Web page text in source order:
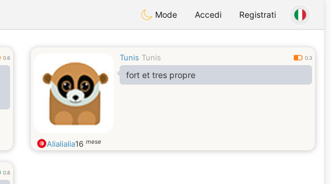
Mode Accedi Registrati
0.6 Tunis Tunis 0.3
fort et tres propre
Alialialia16 mese
0.8